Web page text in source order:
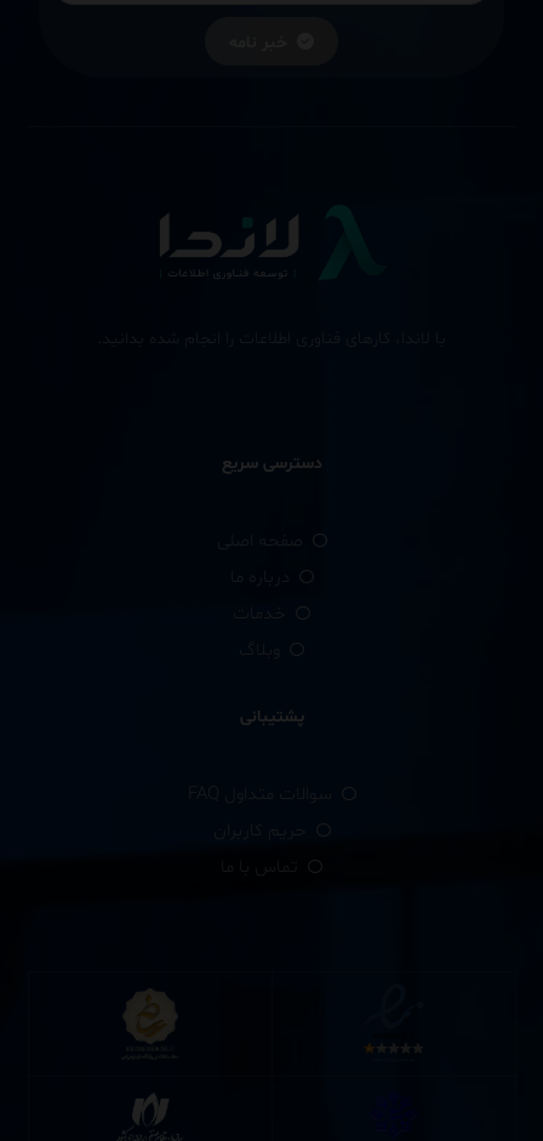
با لاندا، کارهای فناوری اطلاعات را انجام شده بدانید.
دسترسی سریع
صفحه اصلی
پشتیبانی
سوالات متداول FAQ
حریم کاربران